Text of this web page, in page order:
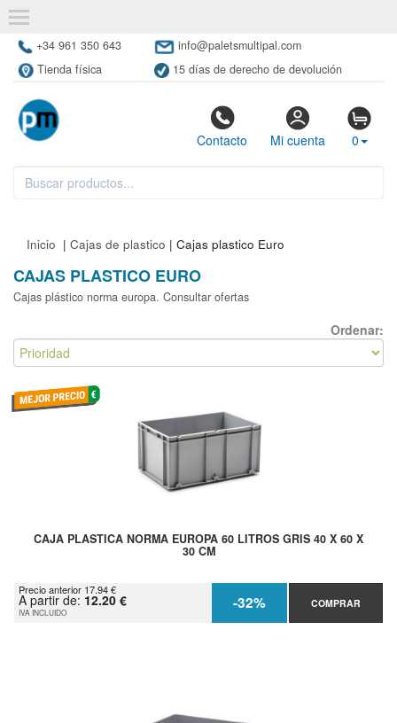
+34 961 350 643
info@paletsmultipal.com
Tienda física
15 días de derecho de devolución
Contacto Mi cuenta 0
Inicio | Cajas de plastico | Cajas plastico Euro
CAJAS PLASTICO EURO
Cajas plástico norma europa. Consultar ofertas
Ordenar:
CAJA PLASTICA NORMA EUROPA 60 LITROS GRIS 40 X 60 X
30 CM
Precio anterior 17.94 €
A partir de: 12.20 €
IVA INCLUIDO -32% COMPRAR